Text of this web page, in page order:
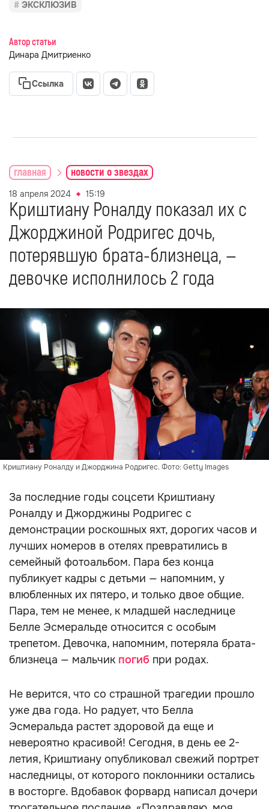
ЭКСКЛЮЗИВ
Автор статьи
Динара Дмитриенко
Ссылка
главная новости о звездах
18 апреля 2024 15:19
Криштиану Роналду показал их с
Джорджиной Родригес дочь,
потерявшую брата-близнеца, —
девочке исполнилось 2 года
Криштиану Роналду и Джорджина Родригес. Фото: Getty Images
За последние годы соцсети Криштиану
Роналду и Джорджины Родригес с
демонстрации роскошных яхт, дорогих часов и
лучших номеров в отелях превратились в
семейный фотоальбом. Пара без конца
публикует кадры с детьми — напомним, у
влюбленных их пятеро, и только двое общие.
Пара, тем не менее, к младшей наследнице
Белле Эсмеральде относится с особым
трепетом. Девочка, напомним, потеряла брата-
близнеца — мальчик погиб при родах.
Не верится, что со страшной трагедии прошло
уже два года. Но радует, что Белла
Эсмеральда растет здоровой да еще и
невероятно красивой! Сегодня, в день ее 2-
летия, Криштиану опубликовал свежий портрет
наследницы, от которого поклонники остались
в восторге. Вдобавок форвард написал дочери